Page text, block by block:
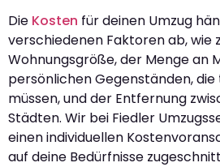
Die Kosten für deinen Umzug
verschiedenen Faktoren ab, wie
Wohnungsgröße, der Menge an
persönlichen Gegenständen,
müssen, und der Entfernung
Städten. Wir bei Fiedler
einen individuellen
auf deine Bedürfnisse